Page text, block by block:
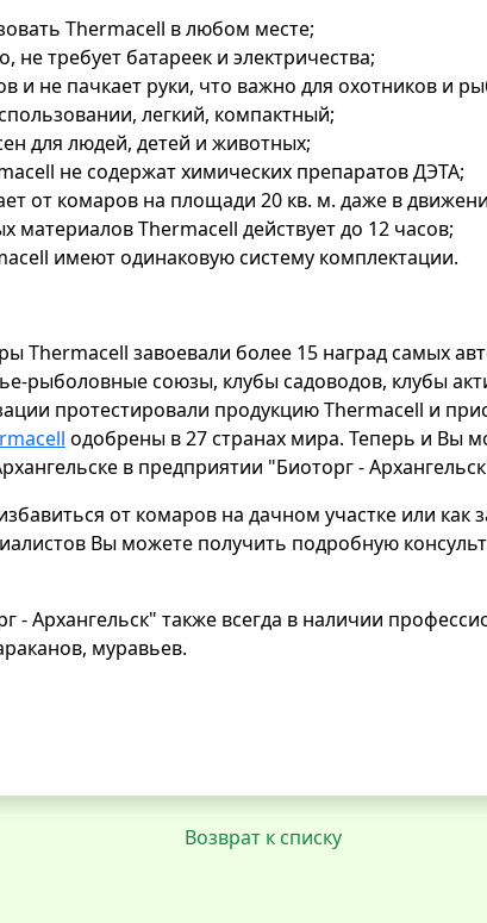
Thermacell в любом месте;
не требует батареек и электричества;
и не пачкает руки, что важно для охотников и
легкий, компактный;
для людей, детей и животных;
не содержат химических препаратов ДЭТА;
от комаров на площади 20 кв. м. даже в
материалов Thermacell действует до 12 часов;
имеют одинаковую систему комплектации.
Thermacell завоевали более 15 наград самых
рыболовные союзы, клубы садоводов, клубы
протестировали продукцию Thermacell и
одобрены в 27 странах мира. Теперь и Вы
в предприятии "Биоторг -
от комаров на дачном участке или как
Вы можете получить подробную
- Архангельск" также всегда в наличии
муравьев.
Возврат к списку